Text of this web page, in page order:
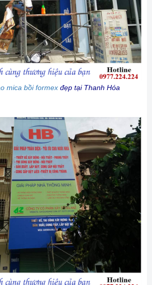
mica bồi formex đẹp tại Thanh Hóa